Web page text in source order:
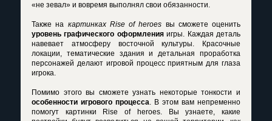
«не зевал» и вовремя выполнял свои обязанности.
Также на картинках Rise of heroes вы сможете оценить
уровень графического оформленияигры. Каждая деталь
навевает атмосферу восточной культуры. Красочные
локации, тематические здания и детальная проработка
персонажей делают игровой процесс приятным для глаза
игрока.
Помимо этого вы сможете узнать некоторые тонкости и
особенности игрового процесса. В этом вам непременно
помогут картинки Rise of heroes. Вы узнаете, какие